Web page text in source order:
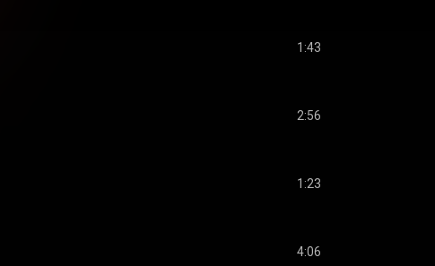
1:43
2:56
1:23
4:06